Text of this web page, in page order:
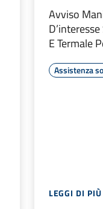
Avviso
E Termale
Assistenza
LEGGI DI PIÙ